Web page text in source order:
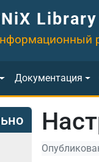
содержанию
Library
Документация